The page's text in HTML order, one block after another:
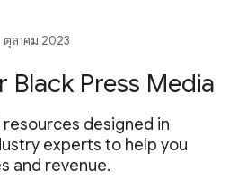
ตุลาคม 2023
Black Press Media
resources designed in
experts to help you
and revenue.